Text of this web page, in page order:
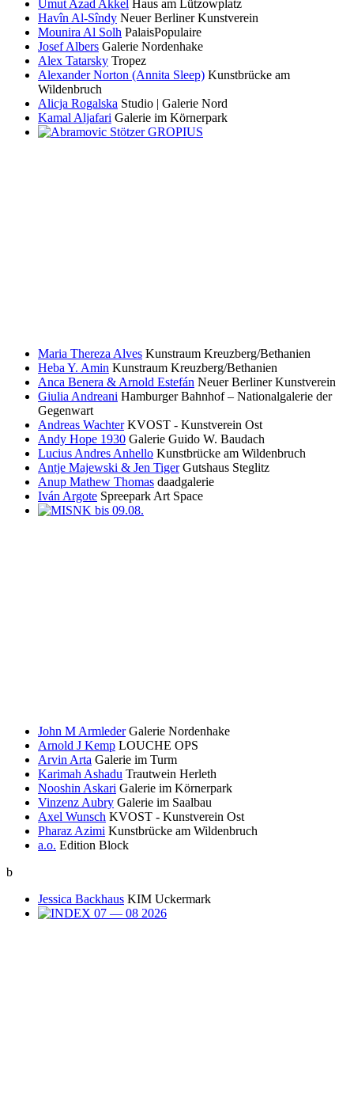
Umut Azad Akkel Haus am Lützowplatz
Havîn Al-Sîndy Neuer Berliner Kunstverein
Mounira Al Solh PalaisPopulaire
Josef Albers Galerie Nordenhake
Alex Tatarsky Tropez
Alexander Norton (Annita Sleep) Kunstbrücke am
Wildenbruch
Alicja Rogalska Studio | Galerie Nord
Kamal Aljafari Galerie im Körnerpark
Maria Thereza Alves Kunstraum Kreuzberg/Bethanien
Heba Y. Amin Kunstraum Kreuzberg/Bethanien
Anca Benera & Arnold Estefán Neuer Berliner Kunstverein
Giulia Andreani Hamburger Bahnhof – Nationalgalerie der
Gegenwart
Andreas Wachter KVOST - Kunstverein Ost
Andy Hope 1930 Galerie Guido W. Baudach
Lucius Andres Anhello Kunstbrücke am Wildenbruch
Antje Majewski & Jen Tiger Gutshaus Steglitz
Anup Mathew Thomas daadgalerie
Iván Argote Spreepark Art Space
John M Armleder Galerie Nordenhake
Arnold J Kemp LOUCHE OPS
Arvin Arta Galerie im Turm
Karimah Ashadu Trautwein Herleth
Nooshin Askari Galerie im Körnerpark
Vinzenz Aubry Galerie im Saalbau
Axel Wunsch KVOST - Kunstverein Ost
Pharaz Azimi Kunstbrücke am Wildenbruch
a.o. Edition Block
b
Jessica Backhaus KIM Uckermark